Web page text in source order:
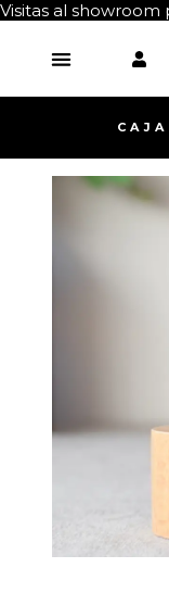
Visitas al showroom